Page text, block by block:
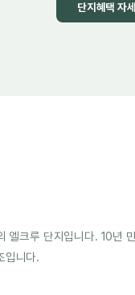
단지혜택 자
엘크루 단지입니다. 10년
입니다.